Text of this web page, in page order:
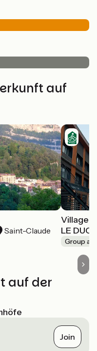
auf
Saint-Claude
Village
LE
Group
auf der
Join